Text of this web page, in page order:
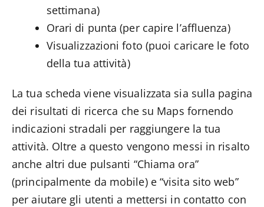
settimana)
Orari di punta (per capire l’affluenza)
Visualizzazioni foto (puoi caricare le foto
della tua attività)
La tua scheda viene visualizzata sia sulla pagina
dei risultati di ricerca che su Maps fornendo
indicazioni stradali per raggiungere la tua
attività. Oltre a questo vengono messi in risalto
anche altri due pulsanti “Chiama ora”
(principalmente da mobile) e “visita sito web”
per aiutare gli utenti a mettersi in contatto con